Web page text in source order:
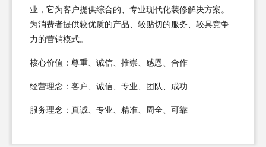
业，它为客户提供综合的、专业现代化装修解决方案。
为消费者提供较优质的产品、较贴切的服务、较具竞争
力的营销模式。
核心价值：尊重、诚信、推崇、感恩、合作
经营理念：客户、诚信、专业、团队、成功
服务理念：真诚、专业、精准、周全、可靠